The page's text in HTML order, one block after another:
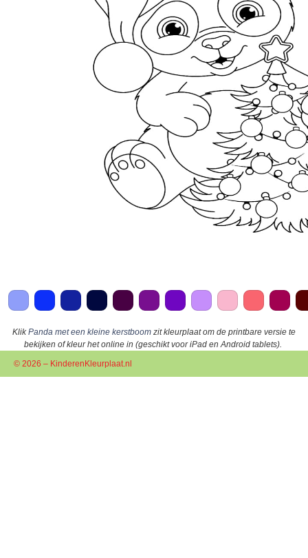
KlikPanda met een kleine kerstboom zit kleurplaat om de printbare versie te
bekijken of kleur het online in (geschikt voor iPad en Android tablets).
© 2026 – KinderenKleurplaat.nl